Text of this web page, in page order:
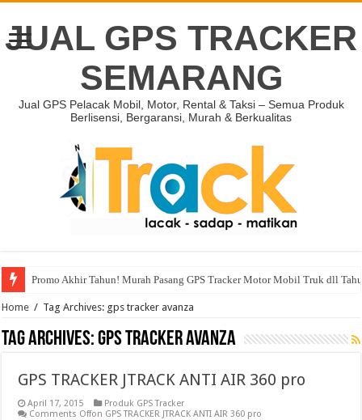
JUAL GPS TRACKER
SEMARANG
Jual GPS Pelacak Mobil, Motor, Rental & Taksi – Semua Produk
Berlisensi, Bergaransi, Murah & Berkualitas
Promo Akhir Tahun! Murah Pasang GPS Tracker Motor Mobil Truk dll
Home / Tag Archives: gps tracker avanza
Tag Archives:gps tracker avanza
GPS TRACKER JTRACK ANTI AIR 360 pro
April 17, 2015
Produk GPS Tracker
Comments Offon GPS TRACKER JTRACK ANTI AIR 360 pro